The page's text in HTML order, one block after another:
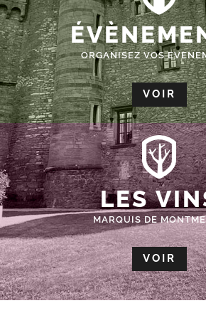
ORGANISEZ VOS
VOIR
LES
MARQUIS DE
VOIR